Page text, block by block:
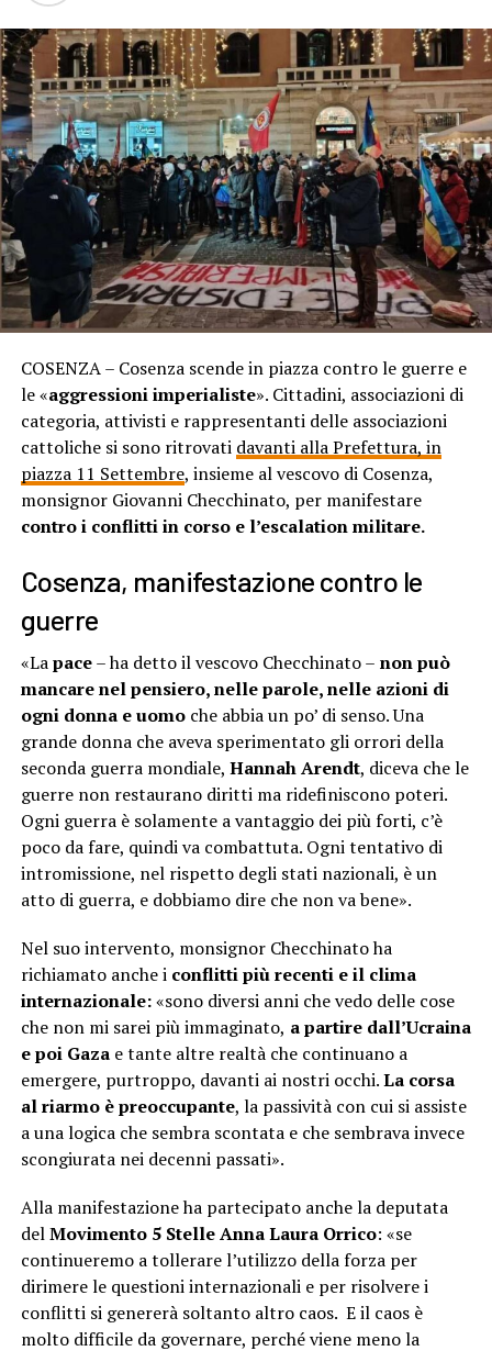
COSENZA – Cosenza scende in piazza contro le guerre e
le «aggressioni imperialiste». Cittadini, associazioni di
categoria, attivisti e rappresentanti delle associazioni
cattoliche si sono ritrovati davanti alla Prefettura, in
piazza 11 Settembre, insieme al vescovo di Cosenza,
monsignor Giovanni Checchinato, per manifestare
contro i conflitti in corso e l’escalation militare.
Cosenza, manifestazione contro le
guerre
«Lapace– ha detto il vescovo Checchinato – non può
mancare nel pensiero, nelle parole, nelle azioni di
ogni donna e uomoche abbia un po’ di senso. Una
grande donna che aveva sperimentato gli orrori della
seconda guerra mondiale, Hannah Arendt, diceva che le
guerre non restaurano diritti ma ridefiniscono poteri.
Ogni guerra è solamente a vantaggio dei più forti, c’è
poco da fare, quindi va combattuta. Ogni tentativo di
intromissione, nel rispetto degli stati nazionali, è un
atto di guerra, e dobbiamo dire che non va bene».
Nel suo intervento, monsignor Checchinato ha
richiamato anche i conflitti più recenti e il clima
internazionale:«sono diversi anni che vedo delle cose
che non mi sarei più immaginato, a partire dall’Ucraina
e poi Gazae tante altre realtà che continuano a
emergere, purtroppo, davanti ai nostri occhi.La corsa
al riarmo è preoccupante, la passività con cui si assiste
a una logica che sembra scontata e che sembrava invece
scongiurata nei decenni passati».
Alla manifestazione ha partecipato anche la deputata
delMovimento 5 Stelle Anna Laura Orrico: «se
continueremo a tollerare l’utilizzo della forza per
dirimere le questioni internazionali e per risolvere i
conflitti si genererà soltanto altro caos. E il caos è
molto difficile da governare, perché viene meno la